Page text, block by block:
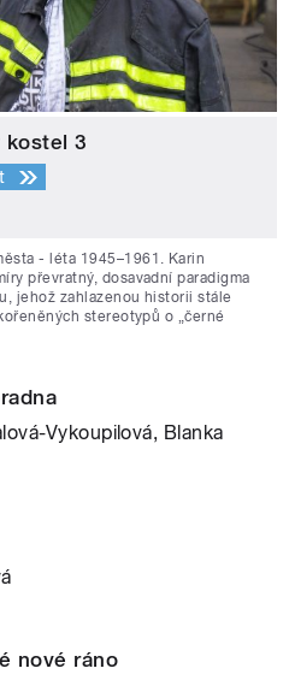
kostel 3
- léta 1945–1961. Karin
převratný, dosavadní paradigma
jehož zahlazenou historii stále
stereotypů o „černé
Vykoupilová, Blanka
nové ráno